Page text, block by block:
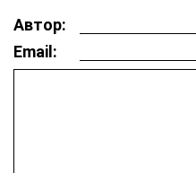
Автор:
Email: